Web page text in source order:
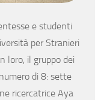
e studenti
per Stranieri
loro, il gruppo dei
di 8: sette
ricercatrice Aya